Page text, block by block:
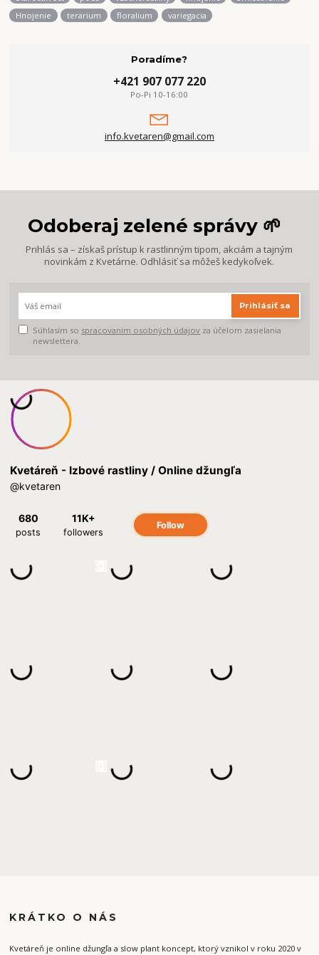
Hnojenie
terarium floralium variegacia
Poradíme?
+421 907 077 220
Po-Pi 10-16:00
info.kvetaren@gmail.com
Odoberaj zelené správy 🌱
Prihlás sa – získaš prístup k rastlinným tipom, akciám a tajným
novinkám z Kvetárne. Odhlásiť sa môžeš kedykoľvek.
Prihlásiť sa
Súhlasím so spracovaním osobných údajov za účelom zasielania
newslettera.
KRÁTKO O NÁS
Kvetáreň je online džungľa a slow plant koncept, ktorý vznikol v roku 2020 v